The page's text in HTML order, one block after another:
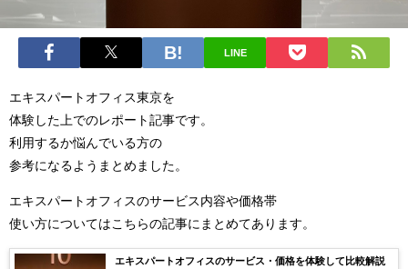
LINE
エキスパートオフィス東京を
体験した上でのレポート記事です。
利用するか悩んでいる方の
参考になるようまとめました。
エキスパートオフィスのサービス内容や価格帯
使い方についてはこちらの記事にまとめてあります。
エキスパートオフィスのサービス・価格を体験して比較解説